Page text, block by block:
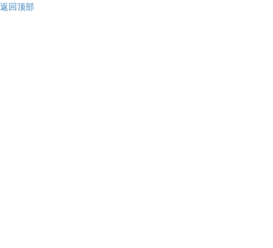
返回顶部